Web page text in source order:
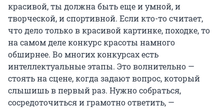
красивой, ты должна быть еще и умной, и
творческой, и спортивной. Если кто-то считает,
что дело только в красивой картинке, походке, то
на самом деле конкурс красоты намного
обширнее. Во многих конкурсах есть
интеллектуальные этапы. Это волнительно —
стоять на сцене, когда задают вопрос, который
слышишь в первый раз. Нужно собраться,
сосредоточиться и грамотно ответить, —